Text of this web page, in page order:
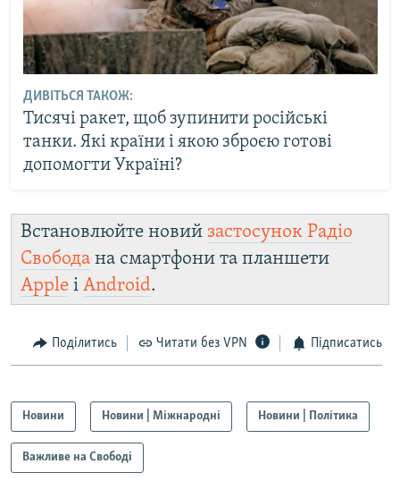
ДИВІТЬСЯ ТАКОЖ:
Тисячі ракет, щоб зупинити російські
танки. Які країни і якою зброєю готові
допомогти Україні?
Встановлюйте новий застосунок Радіо
Свобода на смартфони та планшети
Apple і Android.
Поділитись Читати без VPN Підписатись
Новини Новини | Міжнародні Новини | Політика
Важливе на Свободі